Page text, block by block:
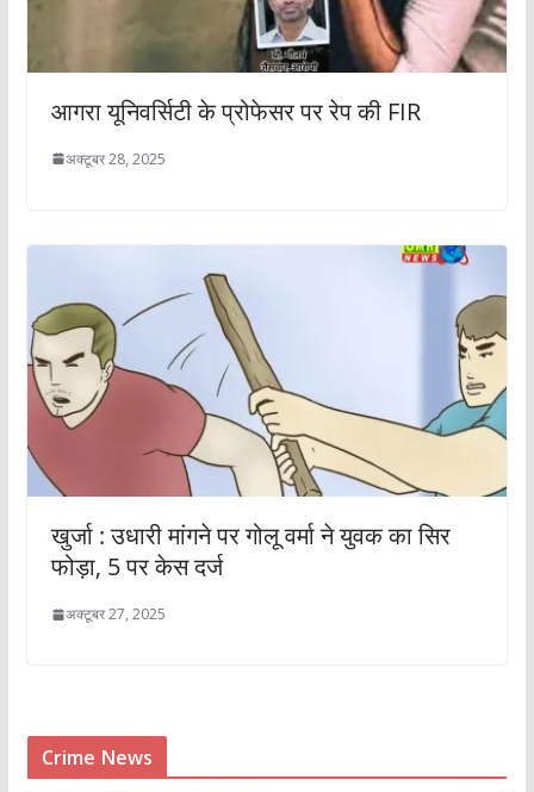
आगरा यूनिवर्सिटी के प्रोफेसर पर रेप की FIR
अक्टूबर 28, 2025
खुर्जा : उधारी मांगने पर गोलू वर्मा ने युवक का सिर
फोड़ा, 5 पर केस दर्ज
अक्टूबर 27, 2025
Crime News